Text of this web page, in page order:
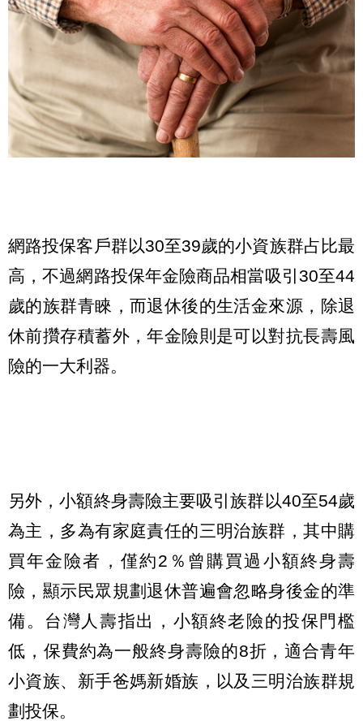
網路投保客戶群以30至39歲的小資族群占比最
高，不過網路投保年金險商品相當吸引30至44
歲的族群青睞，而退休後的生活金來源，除退
休前攢存積蓄外，年金險則是可以對抗長壽風
險的一大利器。
另外，小額終身壽險主要吸引族群以40至54歲
為主，多為有家庭責任的三明治族群，其中購
買年金險者，僅約2％曾購買過小額終身壽
險，顯示民眾規劃退休普遍會忽略身後金的準
備。台灣人壽指出，小額終老險的投保門檻
低，保費約為一般終身壽險的8折，適合青年
小資族、新手爸媽新婚族，以及三明治族群規
劃投保。